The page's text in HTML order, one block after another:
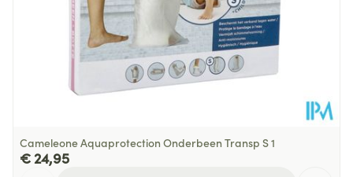
Cameleone Aquaprotection Onderbeen Transp S 1
€ 24,95